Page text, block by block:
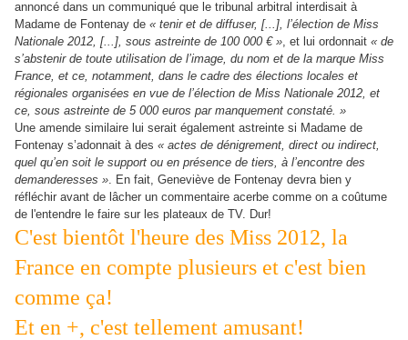
annoncé dans un communiqué que le tribunal arbitral interdisait à
Madame de Fontenay de « tenir et de diffuser, [...], l’élection de Miss
Nationale 2012, [...], sous astreinte de 100 000 € » , et lui ordonnait « de
s’abstenir de toute utilisation de l’image, du nom et de la marque Miss
France, et ce, notamment, dans le cadre des élections locales et
régionales organisées en vue de l’élection de Miss Nationale 2012, et
ce, sous astreinte de 5 000 euros par manquement constaté. »
Une amende similaire lui serait également astreinte si Madame de
Fontenay s’adonnait à des « actes de dénigrement, direct ou indirect,
quel qu’en soit le support ou en présence de tiers, à l’encontre des
demanderesses » . En fait, Geneviève de Fontenay devra bien y
réfléchir avant de lâcher un commentaire acerbe comme on a coûtume
de l'entendre le faire sur les plateaux de TV. Dur!
C'est bientôt l'heure des Miss 2012, la
France en compte plusieurs et c'est bien
comme ça!
Et en +, c'est tellement amusant!